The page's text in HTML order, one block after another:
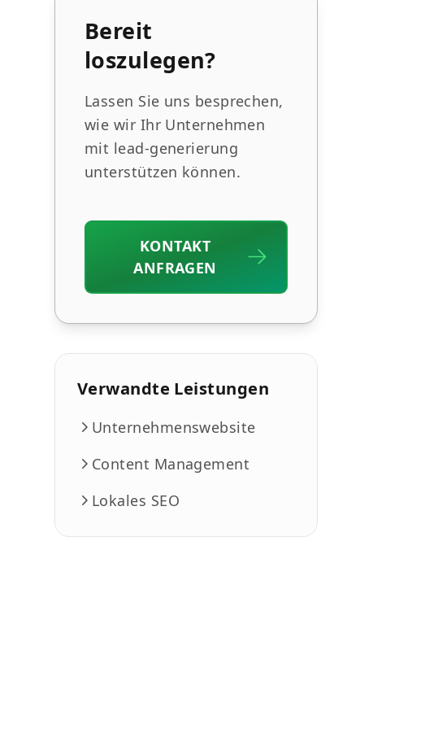
Bereit
loszulegen?
Lassen Sie uns besprechen,
wie wir Ihr Unternehmen
mit lead-generierung
unterstützen können.
KONTAKT
ANFRAGEN
Verwandte Leistungen
Unternehmenswebsite
Content Management
Lokales SEO